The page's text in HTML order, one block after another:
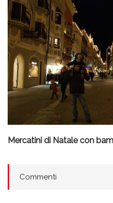
Mercatini di Natale con
Commenti